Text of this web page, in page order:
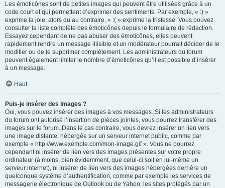
Les émoticônes sont de petites images qui peuvent être utilisées grâce à un
code court et qui permettent d’exprimer des sentiments. Par exemple, « :) »
exprime la joie, alors qu’au contraire, « :( » exprime la tristesse. Vous pouvez
consulter la liste complète des émoticônes depuis le formulaire de rédaction.
Essayez cependant de ne pas abuser des émoticônes, elles peuvent
rapidement rendre un message illisible et un modérateur pourrait décider de le
modifier ou de le supprimer complètement. Les administrateurs du forum
peuvent également limiter le nombre d’émoticônes qu’il est possible d’insérer
à un message.
Haut
Puis-je insérer des images ?
Oui, vous pouvez insérer des images à vos messages. Si les administrateurs
du forum ont autorisé l’insertion de pièces jointes, vous pourrez transférer des
images sur le forum. Dans le cas contraire, vous devrez insérer un lien vers
une image distante, hébergée sur un serveur internet public, comme par
exemple « http://www.exemple.com/mon-image.gif ». Vous ne pourrez
cependant ni insérer de lien vers des images présentes sur votre propre
ordinateur (à moins, bien évidemment, que celui-ci soit en lui-même un
serveur internet), ni insérer de lien vers des images hébergées derrière un
quelconque système d’authentification, comme par exemple les services de
messagerie électronique de Outlook ou de Yahoo, les sites protégés par un